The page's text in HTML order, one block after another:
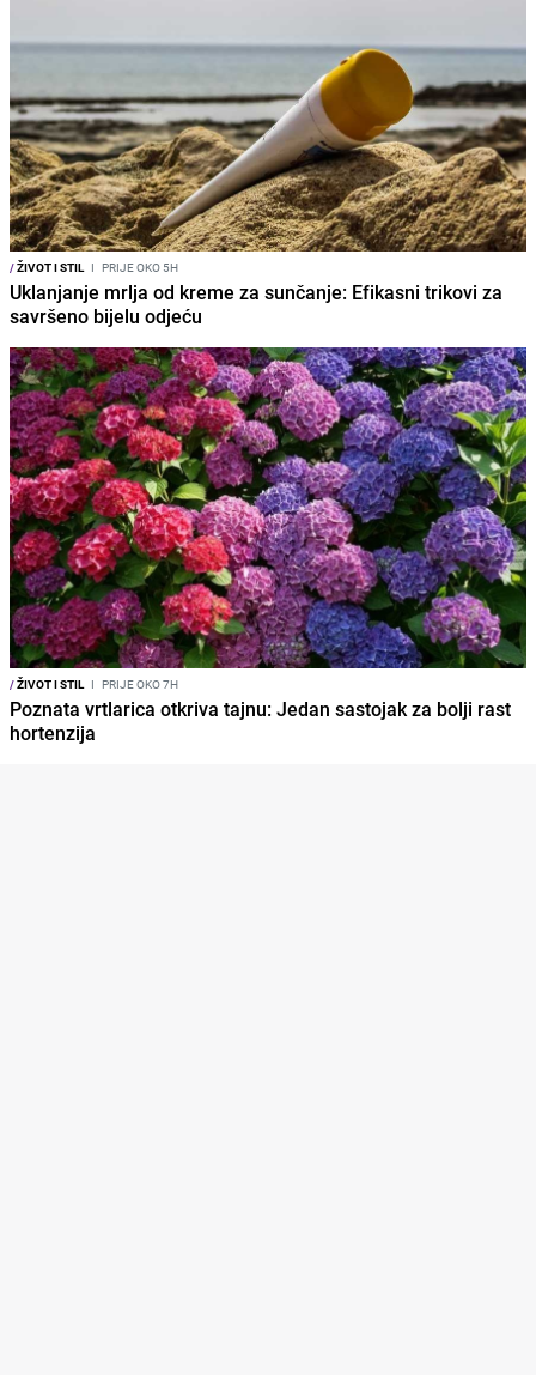
/ŽIVOT I STIL I PRIJE OKO 5H
Uklanjanje mrlja od kreme za sunčanje: Efikasni trikovi za
savršeno bijelu odjeću
/ŽIVOT I STIL I PRIJE OKO 7H
Poznata vrtlarica otkriva tajnu: Jedan sastojak za bolji rast
hortenzija